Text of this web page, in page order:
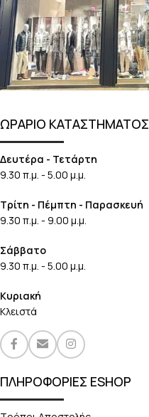
ΩΡΑΡΙΟ ΚΑΤΑΣΤΗΜΑΤΟΣ
Δευτέρα - Τετάρτη
9.30 π.μ. - 5.00 μ.μ.
Τρίτη - Πέμπτη - Παρασκευή
9.30 π.μ. - 9.00 μ.μ.
Σάββατο
9.30 π.μ. - 5.00 μ.μ.
Κυριακή
Κλειστά
ΠΛΗΡΟΦΟΡΙΕΣ ESHOP